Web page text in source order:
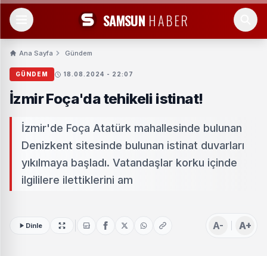
SAMSUN HABER
Ana Sayfa Gündem
GÜNDEM 18.08.2024 - 22:07
İzmir Foça'da tehikeli istinat!
İzmir'de Foça Atatürk mahallesinde bulunan
Denizkent sitesinde bulunan istinat duvarları
yıkılmaya başladı. Vatandaşlar korku içinde
ilgililere ilettiklerini am
Dinle A- A+